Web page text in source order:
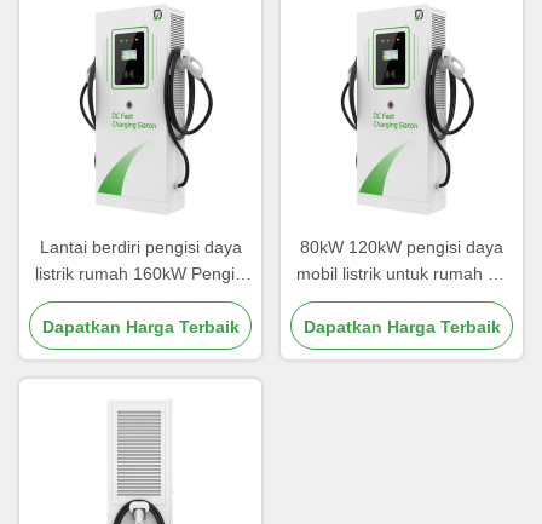
Lantai berdiri pengisi daya
listrik rumah 160kW Pengisi
daya Precision Welding
Dapatkan Harga Terbaik
80kW 120kW pengisi daya
mobil listrik untuk rumah Ev
Box Charging Station
Dapatkan Harga Terbaik